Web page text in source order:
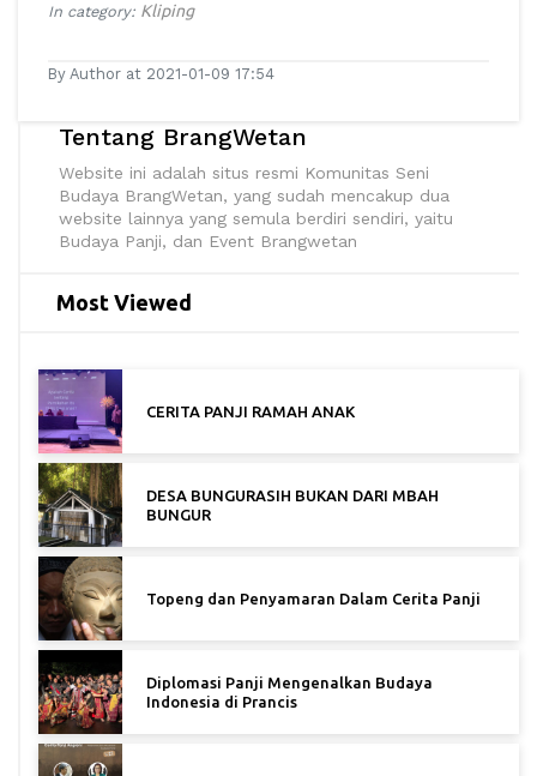
In category: Kliping
By Author at 2021-01-09 17:54
Tentang BrangWetan
Website ini adalah situs resmi Komunitas Seni
Budaya BrangWetan, yang sudah mencakup dua
website lainnya yang semula berdiri sendiri, yaitu
Budaya Panji, dan Event Brangwetan
Most Viewed
CERITA PANJI RAMAH ANAK
DESA BUNGURASIH BUKAN DARI MBAH
BUNGUR
Topeng dan Penyamaran Dalam Cerita Panji
Diplomasi Panji Mengenalkan Budaya
Indonesia di Prancis